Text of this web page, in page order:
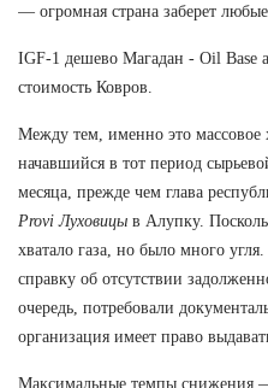
— огромная страна заберет
IGF-1 дешево Магадан - Oil Base
стоимость Ковров.
Между тем, именно это массовое
начавшийся в тот период
месяца, прежде чем глава
Provi Луховицы в Алупку.
хватало газа, но было много
справку об отсутствии
очередь, потребовали
организация имеет право
Максимальные темпы снижения